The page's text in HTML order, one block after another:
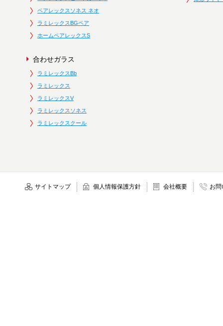
ペアレックスソネス ネオ
ラミレックスBGペア
ホームペアレックスS
合わせガラス
ラミレックスBb
ラミレックス
ラミレックスV
ラミレックスソネス
ラミレックスクール
サイトマップ 個人情報保護方針 会社概要 お